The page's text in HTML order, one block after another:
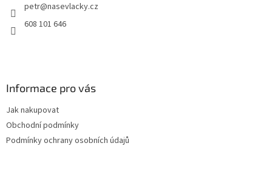
petr@nasevlacky.cz
608 101 646
Informace pro vás
Jak nakupovat
Obchodní podmínky
Podmínky ochrany osobních údajů